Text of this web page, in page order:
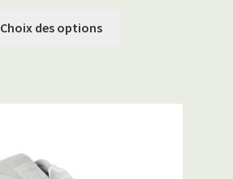
Choix des options